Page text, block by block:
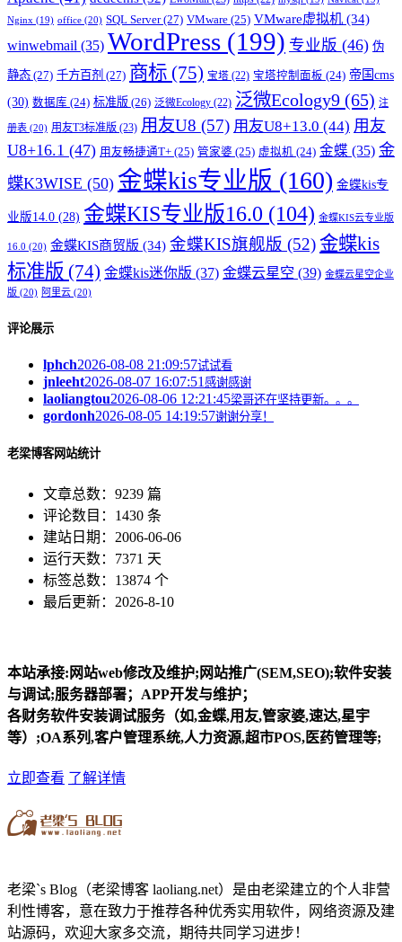
Nginx (19) office (20) SQL Server(27) VMware (25) VMware虚拟机 (34)
winwebmail (35) WordPress (199) 专业版 (46) 伪
静态 (27) 千方百剂 (27) 商标 (75) 宝塔 (22) 宝塔控制面板 (24) 帝国cms
(30) 数据库 (24) 标准版 (26) 泛微Ecology (22) 泛微Ecology9 (65) 注
册表 (20) 用友T3标准版 (23) 用友U8 (57) 用友U8+13.0 (44) 用友
U8+16.1 (47) 用友畅捷通T+ (25) 管家婆 (25) 虚拟机 (24) 金蝶 (35) 金
蝶K3WISE (50) 金蝶kis专业版 (160) 金蝶kis专
业版14.0 (28) 金蝶KIS专业版16.0 (104) 金蝶KIS云专业版
16.0 (20) 金蝶KIS商贸版 (34) 金蝶KIS旗舰版 (52) 金蝶kis
标准版 (74) 金蝶kis迷你版 (37) 金蝶云星空 (39) 金蝶云星空企业
版 (20) 阿里云 (20)
评论展示
lphch2026-08-08 21:09:57试试看
jnleeht2026-08-07 16:07:51 感谢感谢
laoliangtou2026-08-06 12:21:45梁哥还在坚持更新。。。
gordonh2026-08-05 14:19:57谢谢分享！
老梁博客网站统计
文章总数：9239 篇
评论数目：1430 条
建站日期：2006-06-06
运行天数：7371 天
标签总数：13874 个
最后更新：2026-8-10
本站承接:网站web修改及维护;网站推广(SEM,SEO);软件安装
与调试;服务器部署；APP开发与维护；
各财务软件安装调试服务（如,金蝶,用友,管家婆,速达,星宇
等）;OA系列,客户管理系统,人力资源,超市POS,医药管理等;
立即查看 了解详情
老梁`s Blog（老梁博客 laoliang.net）是由老梁建立的个人非营
利性博客，意在致力于推荐各种优秀实用软件，网络资源及建
站源码，欢迎大家多交流，期待共同学习进步！